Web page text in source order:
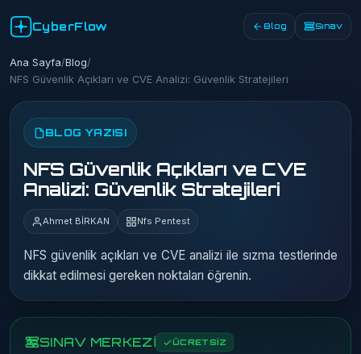
CyberFlow Blog Sınav
Ana Sayfa/Blog/
NFS Güvenlik Açıkları ve CVE Analizi: Güvenlik Stratejileri
BLOG YAZISI
NFS Güvenlik Açıkları ve CVE
Analizi: Güvenlik Stratejileri
Ahmet BİRKAN Nfs Pentest
NFS güvenlik açıkları ve CVE analizi ile sızma testlerinde
dikkat edilmesi gereken noktaları öğrenin.
SINAV MERKEZİ ÜCRETSİZ